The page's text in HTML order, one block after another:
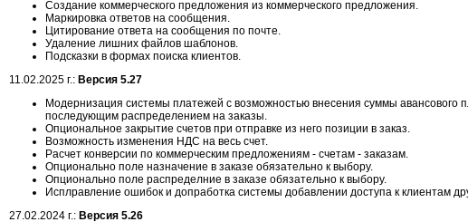
Создание коммерческого предложения из коммерческого предложения.
Маркировка ответов на сообщения.
Цитирование ответа на сообщения по почте.
Удаление лишних файлов шаблонов.
Подсказки в формах поиска клиентов.
11.02.2025 г.: Версия 5.27
Модернизация системы платежей с возможностью внесения суммы авансового
последующим распределением на заказы.
Опциональное закрытие счетов при отправке из него позиции в заказ.
Возможность изменения НДС на весь счет.
Расчет конверсии по коммерческим предложениям - счетам - заказам.
Опционально поле назначение в заказе обязательно к выбору.
Опционально поле распределние в заказе обязательно к выбору.
Исплравление ошибок и допработка системы добавлении доступа к клиентам
27.02.2024 г.: Версия 5.26